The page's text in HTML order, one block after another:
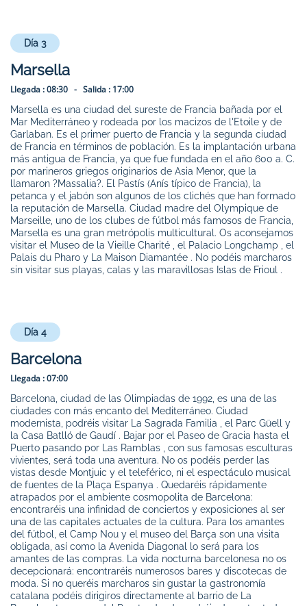
Día 3
Marsella
Llegada :08:30 - Salida : 17:00
Marsella es una ciudad del sureste de Francia bañada por el
Mar Mediterráneo y rodeada por los macizos de l'Etoile y de
Garlaban. Es el primer puerto de Francia y la segunda ciudad
de Francia en términos de población. Es la implantación urbana
más antigua de Francia, ya que fue fundada en el año 600 a. C.
por marineros griegos originarios de Asia Menor, que la
llamaron ?Massalia?. El Pastís (Anís típico de Francia), la
petanca y el jabón son algunos de los clichés que han formado
la reputación de Marsella. Ciudad madre del Olympique de
Marseille, uno de los clubes de fútbol más famosos de Francia,
Marsella es una gran metrópolis multicultural. Os aconsejamos
visitar el Museo de la Vieille Charité , el Palacio Longchamp , el
Palais du Pharo y La Maison Diamantée . No podéis marcharos
sin visitar sus playas, calas y las maravillosas Islas de Frioul .
Día 4
Barcelona
Llegada :07:00
Barcelona, ciudad de las Olimpiadas de 1992, es una de las
ciudades con más encanto del Mediterráneo. Ciudad
modernista, podréis visitar La Sagrada Familia , el Parc Güell y
la Casa Batlló de Gaudí . Bajar por el Paseo de Gracia hasta el
Puerto pasando por Las Ramblas , con sus famosas esculturas
vivientes, será toda una aventura. No os podéis perder las
vistas desde Montjuic y el teleférico, ni el espectáculo musical
de fuentes de la Plaça Espanya . Quedaréis rápidamente
atrapados por el ambiente cosmopolita de Barcelona:
encontraréis una infinidad de conciertos y exposiciones al ser
una de las capitales actuales de la cultura. Para los amantes
del fútbol, el Camp Nou y el museo del Barça son una visita
obligada, así como la Avenida Diagonal lo será para los
amantes de las compras. La vida nocturna barcelonesa no os
decepcionará: encontraréis numerosos bares y discotecas de
moda. Si no queréis marcharos sin gustar la gastronomía
catalana podéis dirigiros directamente al barrio de La